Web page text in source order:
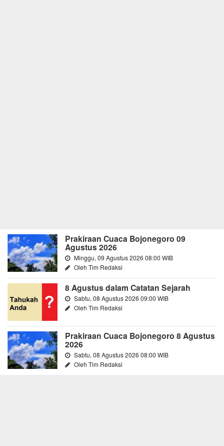
Prakiraan Cuaca Bojonegoro 09
Agustus 2026
Minggu, 09 Agustus 2026 08:00 WIB
Oleh Tim Redaksi
8 Agustus dalam Catatan Sejarah
Sabtu, 08 Agustus 2026 09:00 WIB
Oleh Tim Redaksi
Prakiraan Cuaca Bojonegoro 8 Agustus
2026
Sabtu, 08 Agustus 2026 08:00 WIB
Oleh Tim Redaksi